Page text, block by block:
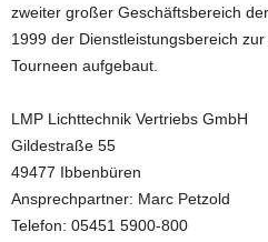
zweiter großer Geschäftsbereich
1999 der Dienstleistungsbereich
Tourneen aufgebaut.
LMP Lichttechnik Vertriebs GmbH
Gildestraße 55
49477 Ibbenbüren
Ansprechpartner: Marc Petzold
Telefon: 05451 5900-800